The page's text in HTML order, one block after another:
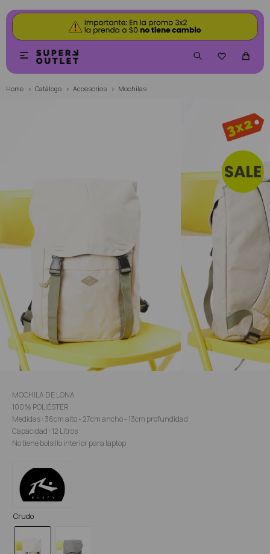


Home Catálogo Accesorios Mochilas
MOCHILA DE LONA
100% POLIÉSTER
Medidas : 36cm alto - 27cm ancho - 13cm profundidad
Capacidad : 12 Litros
No tiene bolsillo interior para laptop
Crudo